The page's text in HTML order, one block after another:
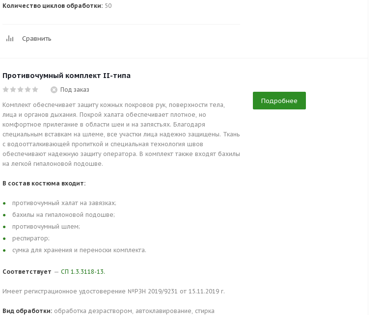
Количество циклов обработки: 50
Сравнить
Противочумный комплект II-типа
Под заказ
Комплект обеспечивает защиту кожных покровов рук, поверхности тела,
лица и органов дыхания. Покрой халата обеспечивает плотное, но
комфортное прилегание в области шеи и на запястьях. Благодаря
специальным вставкам на шлеме, все участки лица надежно защищены. Ткань
с водоотталкивающей пропиткой и специальная технология швов
обеспечивают надежную защиту оператора. В комплект также входят бахилы
на легкой гипалоновой подошве.
В состав костюма входит:
противочумный халат на завязках;
бахилы на гипалоновой подошве;
противочумный шлем;
респиратор;
сумка для хранения и переноски комплекта.
Соответствует — СП 1.3.3118-13.
Имеет регистрационное удостоверение №РЗН 2019/9231 от 15.11.2019 г.
Вид обработки: обработка дезраствором, автоклавирование, стирка
Подробнее